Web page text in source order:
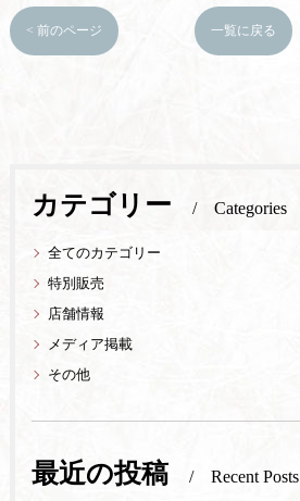
< 前のページ 一覧に戻る
カテゴリー Categories
全てのカテゴリー
特別販売
店舗情報
メディア掲載
その他
最近の投稿 Recent Posts